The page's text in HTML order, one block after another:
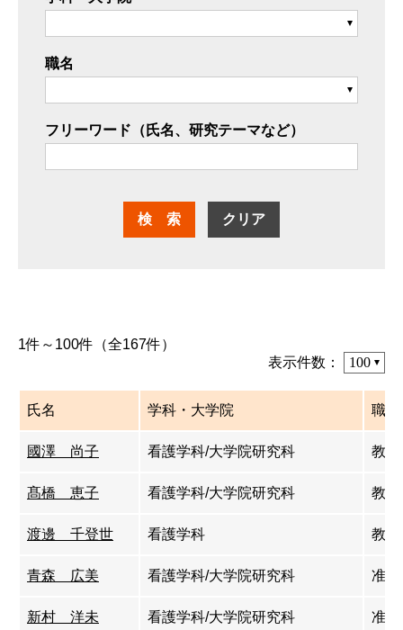
職名
フリーワード（氏名、研究テーマなど）
表示件数：
1件～100件（全167件）
氏名 学科・大学院 職名
國澤 尚子 看護学科/大学院研究科 教授
髙橋 恵子 看護学科/大学院研究科 教授
渡邊 千登世 看護学科 教授
青森 広美 看護学科/大学院研究科 准教
新村 洋未 看護学科/大学院研究科 准教